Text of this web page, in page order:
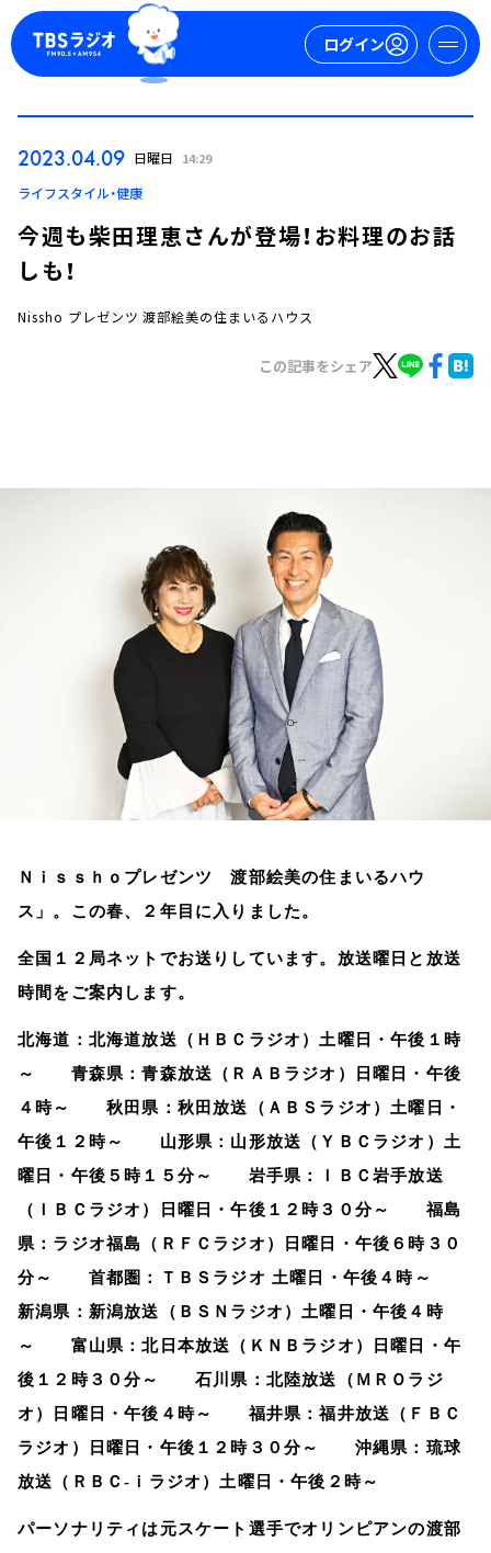
ログイン
ログイン
YouTube
会社情報
2023.04.09 日曜日 14:29
ライフスタイル・健康
今週も柴田理恵さんが登場！お料理のお話
しも！
Nissho プレゼンツ 渡部絵美の住まいるハウス
この記事をシェア
Ｎｉｓｓｈｏプレゼンツ 渡部絵美の住まいるハウ
ス」。この春、２年目に入りました。
全国１２局ネットでお送りしています。放送曜日と放送
時間をご案内します。
北海道：北海道放送（ＨＢＣラジオ）土曜日・午後１時
～ 青森県：青森放送（ＲＡＢラジオ）日曜日・午後
４時～ 秋田県：秋田放送（ＡＢＳラジオ）土曜日・
午後１２時～ 山形県：山形放送（ＹＢＣラジオ）土
曜日・午後５時１５分～ 岩手県：ＩＢＣ岩手放送
（ＩＢＣラジオ）日曜日・午後１２時３０分～ 福島
県：ラジオ福島（ＲＦＣラジオ）日曜日・午後６時３０
分～ 首都圏：ＴＢＳラジオ 土曜日・午後４時～
新潟県：新潟放送（ＢＳＮラジオ）土曜日・午後４時
～ 富山県：北日本放送（ＫＮＢラジオ）日曜日・午
後１２時３０分～ 石川県：北陸放送（ＭＲＯラジ
オ）日曜日・午後４時～ 福井県：福井放送（ＦＢＣ
ラジオ）日曜日・午後１２時３０分～ 沖縄県：琉球
放送（ＲＢＣ‐ｉラジオ）土曜日・午後２時～
パーソナリティは元スケート選手でオリンピアンの渡部